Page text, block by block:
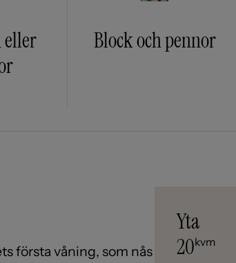
eller
Block och pennor
första våning, som nås
Yta
20kvm